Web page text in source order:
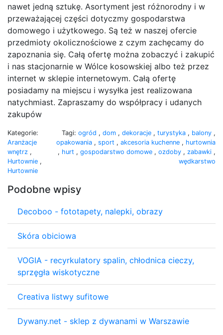
nawet jedną sztukę. Asortyment jest różnorodny i w
przeważającej części dotyczmy gospodarstwa
domowego i użytkowego. Są też w naszej ofercie
przedmioty okolicznościowe z czym zachęcamy do
zapoznania się. Całą ofertę można zobaczyć i zakupić
i nas stacjonarnie w Wólce kosowskiej albo też przez
internet w sklepie internetowym. Całą ofertę
posiadamy na miejscu i wysyłka jest realizowana
natychmiast. Zapraszamy do współpracy i udanych
zakupów
Kategorie:
Aranżacje
wnętrz ,
Hurtownie ,
Hurtownie
Tagi: ogród , dom , dekoracje , turystyka , balony ,
opakowania , sport , akcesoria kuchenne , hurtownia
, hurt , gospodarstwo domowe , ozdoby , zabawki ,
wędkarstwo
Podobne wpisy
Decoboo - fototapety, nalepki, obrazy
Skóra obiciowa
VOGIA - recyrkulatory spalin, chłodnica cieczy,
sprzęgła wiskotyczne
Creativa listwy sufitowe
Dywany.net - sklep z dywanami w Warszawie